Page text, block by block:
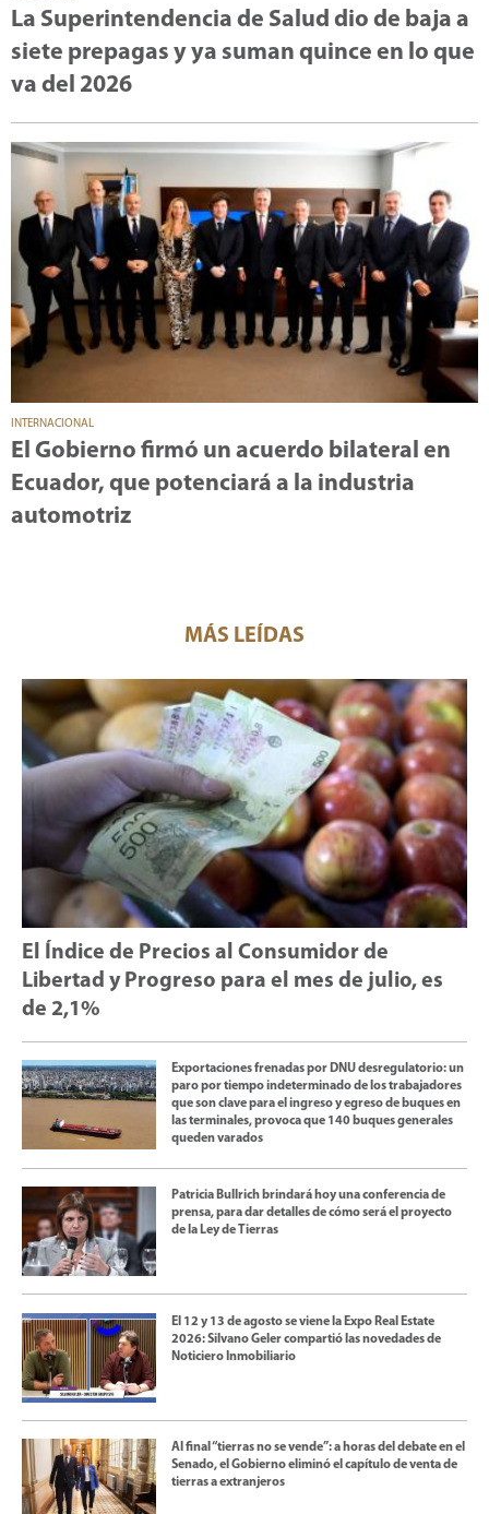
La Superintendencia de Salud dio de baja a
siete prepagas y ya suman quince en lo que
va del 2026
INTERNACIONAL
El Gobierno firmó un acuerdo bilateral en
Ecuador, que potenciará a la industria
automotriz
MÁS LEÍDAS
El Índice de Precios al Consumidor de
Libertad y Progreso para el mes de julio, es
de 2,1%
Exportaciones frenadas por DNU desregulatorio: un
paro por tiempo indeterminado de los trabajadores
que son clave para el ingreso y egreso de buques en
las terminales, provoca que 140 buques generales
queden varados
Patricia Bullrich brindará hoy una conferencia de
prensa, para dar detalles de cómo será el proyecto
de la Ley de Tierras
El 12 y 13 de agosto se viene la Expo Real Estate
2026: Silvano Geler compartió las novedades de
Noticiero Inmobiliario
Al final “tierras no se vende”: a horas del debate en el
Senado, el Gobierno eliminó el capítulo de venta de
tierras a extranjeros